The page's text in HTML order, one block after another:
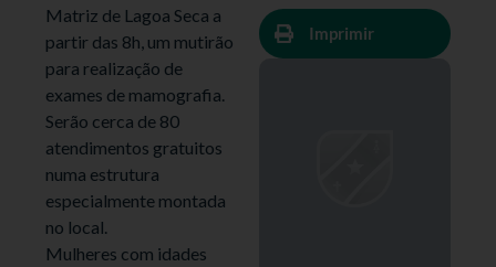
Matriz de Lagoa Seca a
partir das 8h, um mutirão
para realização de
exames de mamografia.
Serão cerca de 80
atendimentos gratuitos
numa estrutura
especialmente montada
no local.
Mulheres com idades
Imprimir